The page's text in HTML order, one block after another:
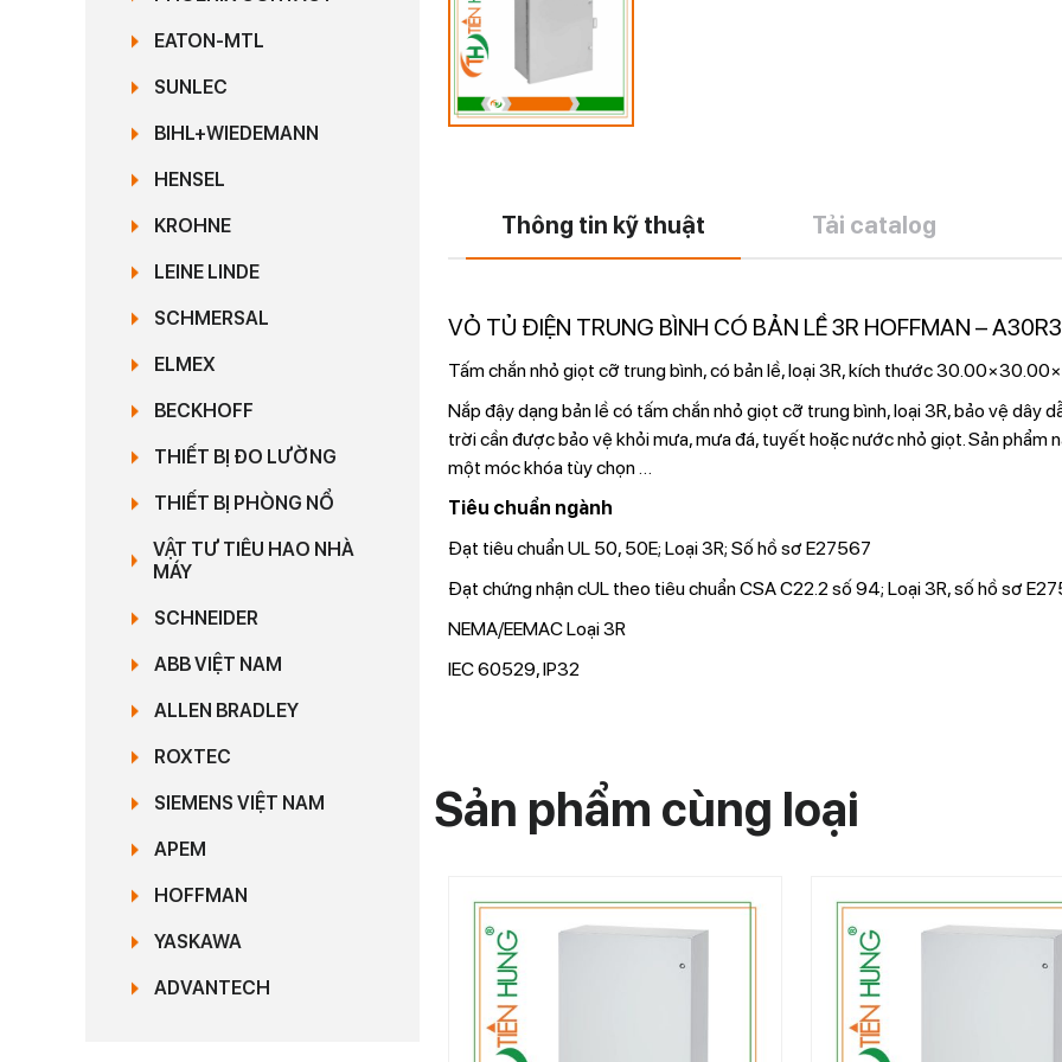
EATON-MTL
SUNLEC
BIHL+WIEDEMANN
HENSEL
KROHNE
LEINE LINDE
SCHMERSAL
ELMEX
BECKHOFF
THIẾT BỊ ĐO LƯỜNG
THIẾT BỊ PHÒNG NỔ
VẬT TƯ TIÊU HAO NHÀ
MÁY
SCHNEIDER
ABB VIỆT NAM
ALLEN BRADLEY
ROXTEC
SIEMENS VIỆT NAM
APEM
HOFFMAN
YASKAWA
ADVANTECH
Thông tin kỹ thuật Tải catalog
VỎ TỦ ĐIỆN TRUNG BÌNH CÓ BẢN LỀ 3R HOFFMAN –
Tấm chắn nhỏ giọt cỡ trung bình, có bản lề, loại 3R, kích thước
Nắp đậy dạng bản lề có tấm chắn nhỏ giọt cỡ trung bình, loại 3R, bảo vệ dây
trời cần được bảo vệ khỏi mưa, mưa đá, tuyết hoặc nước nhỏ giọt. Sản phẩm
một móc khóa tùy chọn
Tiêu chuẩn ngành
Đạt tiêu chuẩn UL 50, 50E; Loại 3R; Số hồ sơ E27567
Đạt chứng nhận cUL theo tiêu chuẩn CSA C22.2 số 94; Loại 3R, số hồ sơ
NEMA/EEMAC Loại 3R
IEC 60529, IP32
Sản phẩm cùng loại